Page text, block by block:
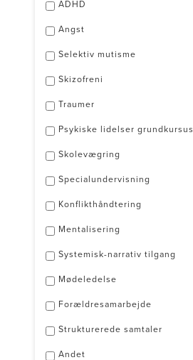
ADHD
Angst
Selektiv mutisme
Skizofreni
Traumer
Psykiske lidelser grundkursus
Skolevægring
Specialundervisning
Konflikthåndtering
Mentalisering
Systemisk-narrativ tilgang
Mødeledelse
Forældresamarbejde
Strukturerede samtaler
Andet